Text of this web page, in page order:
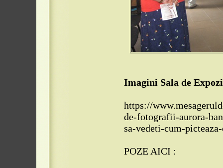
Imagini Sala de
https://
de-fotografii-aurora-
sa-vedeti-cum-
POZE AICI :